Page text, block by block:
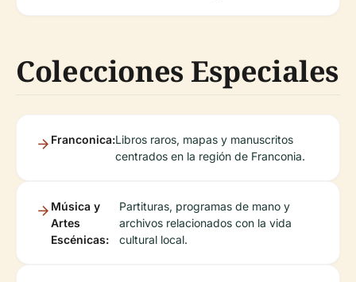
Colecciones Especiales
Franconica:Libros raros, mapas y manuscritos
centrados en la región de Franconia.
Música y
Artes
Escénicas:
Partituras, programas de mano y
archivos relacionados con la vida
cultural local.